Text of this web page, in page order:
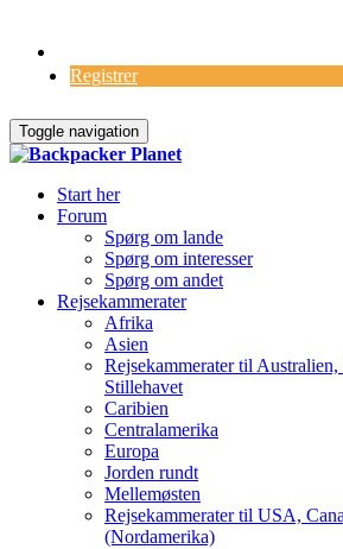
Registrer
Toggle navigation
Start her
Forum
Spørg om lande
Spørg om interesser
Spørg om andet
Rejsekammerater
Afrika
Asien
Rejsekammerater til
Stillehavet
Caribien
Centralamerika
Europa
Jorden rundt
Mellemøsten
Rejsekammerater til USA,
(Nordamerika)